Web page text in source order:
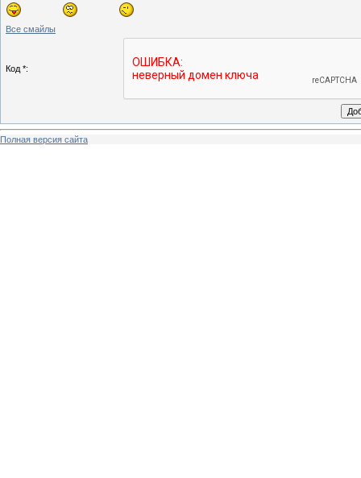
Все смайлы
Код *:
Полная версия сайта